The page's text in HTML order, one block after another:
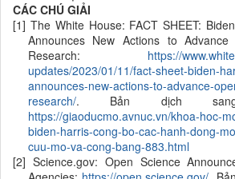
CÁC CHÚ GIẢI
[1] The White House: FACT SHEET:
Announces New Actions to
Research: https://
updates/2023/01/11/fact-sheet-biden-
announces-new-actions-to-advance-
research/. Bản dịch
https://giaoducmo.avnuc.vn/khoa-hoc-
biden-harris-cong-bo-cac-hanh-dong-
cuu-mo-va-cong-bang-883.html
[2] Science.gov: Open Science